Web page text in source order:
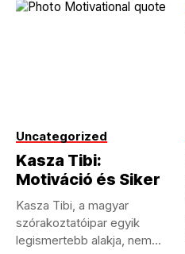
Uncategorized
Kasza Tibi:
Motiváció és Siker
Kasza Tibi, a magyar
szórakoztatóipar egyik
legismertebb alakja, nem